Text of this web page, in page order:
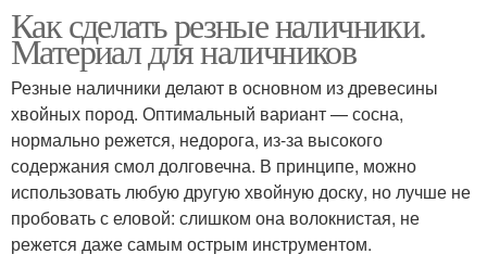
Как сделать резные наличники.
Материал для наличников
Резные наличники делают в основном из древесины
хвойных пород. Оптимальный вариант — сосна,
нормально режется, недорога, из-за высокого
содержания смол долговечна. В принципе, можно
использовать любую другую хвойную доску, но лучше не
пробовать с еловой: слишком она волокнистая, не
режется даже самым острым инструментом.